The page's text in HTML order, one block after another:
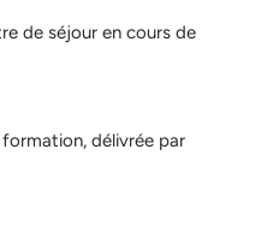
de séjour en cours de
délivrée par